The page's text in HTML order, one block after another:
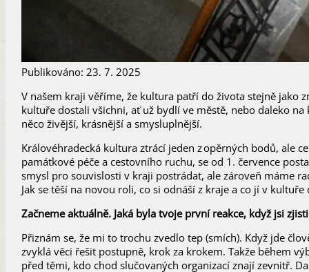
Publikováno: 23. 7. 2025
V našem kraji věříme, že kultura patří do života stejně jako
kultuře dostali všichni, ať už bydlí ve městě, nebo daleko
něco živější, krásnější a smysluplnější.
Královéhradecká kultura ztrácí jeden z opěrných bodů, ale
památkové péče a cestovního ruchu, se od 1. července
smysl pro souvislosti v kraji postrádat, ale zároveň máme
Jak se těší na novou roli, co si odnáší z kraje a co jí v
Začneme aktuálně. Jaká byla tvoje první reakce, když jsi
Přiznám se, že mi to trochu zvedlo tep (smích). Když jde
zvyklá věci řešit postupně, krok za krokem. Takže během
před těmi, kdo chod slučovaných organizací znají zevnitř.